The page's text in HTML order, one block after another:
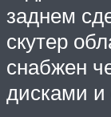
заднем
скутер
снабжен
дисками и